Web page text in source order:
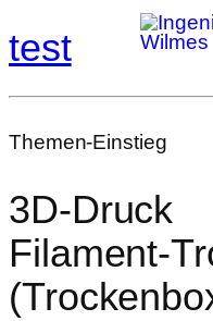
test
Themen-Einstieg
3D‑Druck